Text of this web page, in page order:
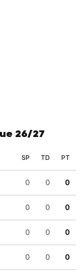
26/27
SP TD PT
0 0 0
0 0 0
0 0 0
0 0 0